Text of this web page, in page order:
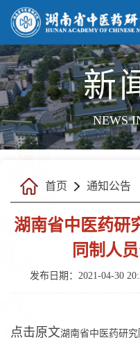
新
NEWS
首页 通知公告
湖南省中医药研
同制人
发布日期：2021-04-30
点击原文湖南省中医药研